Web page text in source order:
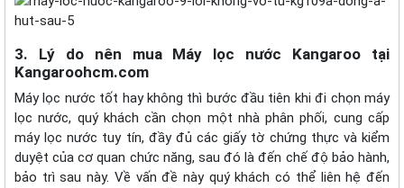
3. Lý do nên mua Máy lọc nước Kangaroo tại
Kangaroohcm.com
Máy lọc nước tốt hay không thì bước đầu tiên khi đi chọn máy
lọc nước, quý khách cần chọn một nhà phân phối, cung cấp
máy lọc nước tuy tín, đầy đủ các giấy tờ chứng thực và kiểm
duyệt của cơ quan chức năng, sau đó là đến chế độ bảo hành,
bảo trì sau này. Về vấn đề này quý khách có thể liên hệ đến